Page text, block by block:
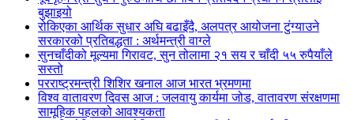
बुझाइयो
रोकिएका आर्थिक सुधार अघि बढाइँदै, अलपत्र आयोजना टुंग्याउने
सरकारको प्रतिबद्धता : अर्थमन्त्री वाग्ले
सुनचाँदीको मूल्यमा गिरावट, सुन तोलामा २१ सय र चाँदी ५५ रुपैयाँले
सस्तो
परराष्ट्रमन्त्री शिशिर खनाल आज भारत भ्रमणमा
विश्व वातावरण दिवस आज : जलवायु कार्यमा जोड, वातावरण संरक्षणमा
सामूहिक पहलको आवश्यकता